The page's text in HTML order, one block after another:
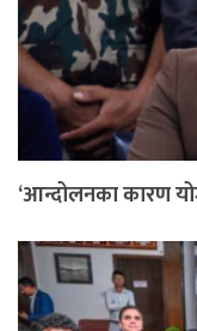
‘आन्दोलनका कारण